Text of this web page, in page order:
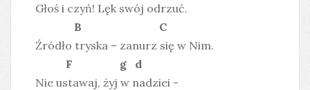
Głoś i czyń! Lęk swój odrzuć.
B C
Źródło tryska – zanurz się w Nim.
F g d
Nie ustawaj, żyj w nadziei -